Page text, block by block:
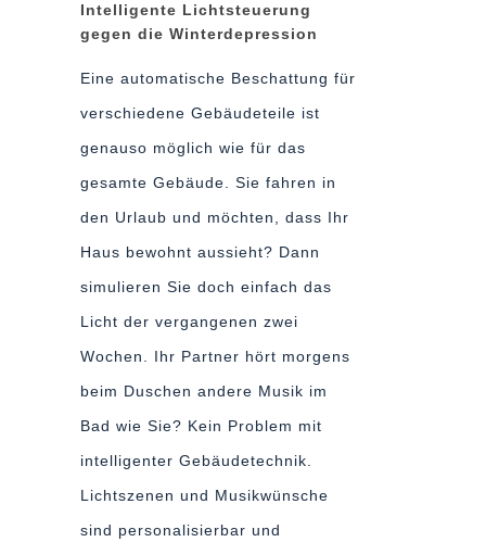
Intelligente Lichtsteuerung
gegen die Winterdepression
Eine automatische Beschattung für
verschiedene Gebäudeteile ist
genauso möglich wie für das
gesamte Gebäude. Sie fahren in
den Urlaub und möchten, dass Ihr
Haus bewohnt aussieht? Dann
simulieren Sie doch einfach das
Licht der vergangenen zwei
Wochen. Ihr Partner hört morgens
beim Duschen andere Musik im
Bad wie Sie? Kein Problem mit
intelligenter Gebäudetechnik.
Lichtszenen und Musikwünsche
sind personalisierbar und